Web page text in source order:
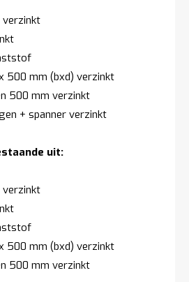
500 mm (bxd) verzinkt
500 mm verzinkt
+ spanner verzinkt
uit:
500 mm (bxd) verzinkt
500 mm verzinkt